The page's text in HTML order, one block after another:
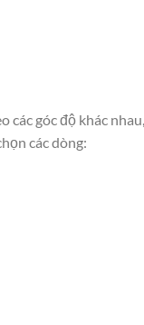
các góc độ khác nhau,
các dòng: